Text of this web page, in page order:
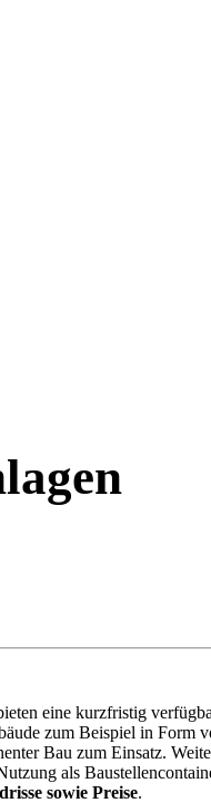
eine kurzfristig
zum Beispiel in Form
Bau zum Einsatz.
als
sowie Preise.